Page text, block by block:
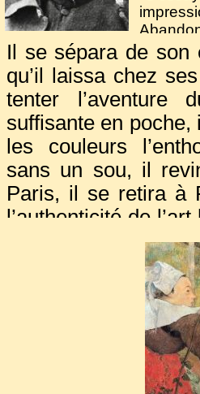
Il se sépara de son
qu’il laissa chez
tenter l’aventure
suffisante en
les couleurs
sans un sou, il
Paris, il se retira à
l’authenticité de
de peintres
forme
Fortement
style élaboré par
technique, il
(1888). La
disparaissaient au
alors à